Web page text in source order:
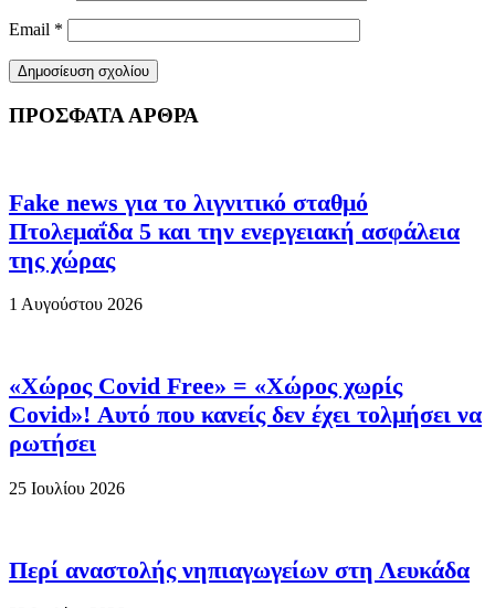
Email *
ΠΡΟΣΦΑΤΑ ΑΡΘΡΑ
Fake news για το λιγνιτικό σταθμό
Πτολεμαΐδα 5 και την ενεργειακή ασφάλεια
της χώρας
1 Αυγούστου 2026
«Χώρος Covid Free» = «Χώρος χωρίς
Covid»! Αυτό που κανείς δεν έχει τολμήσει να
ρωτήσει
25 Ιουλίου 2026
Περί αναστολής νηπιαγωγείων στη Λευκάδα